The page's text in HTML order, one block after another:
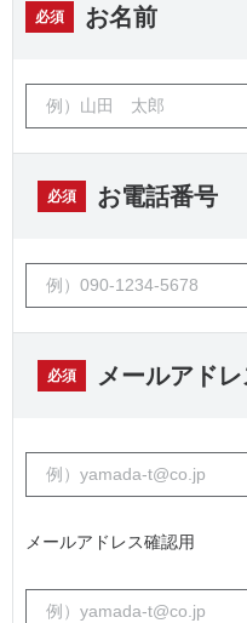
必須 お名前
必須 お電話番号
必須 メールアドレ
メールアドレス確認用